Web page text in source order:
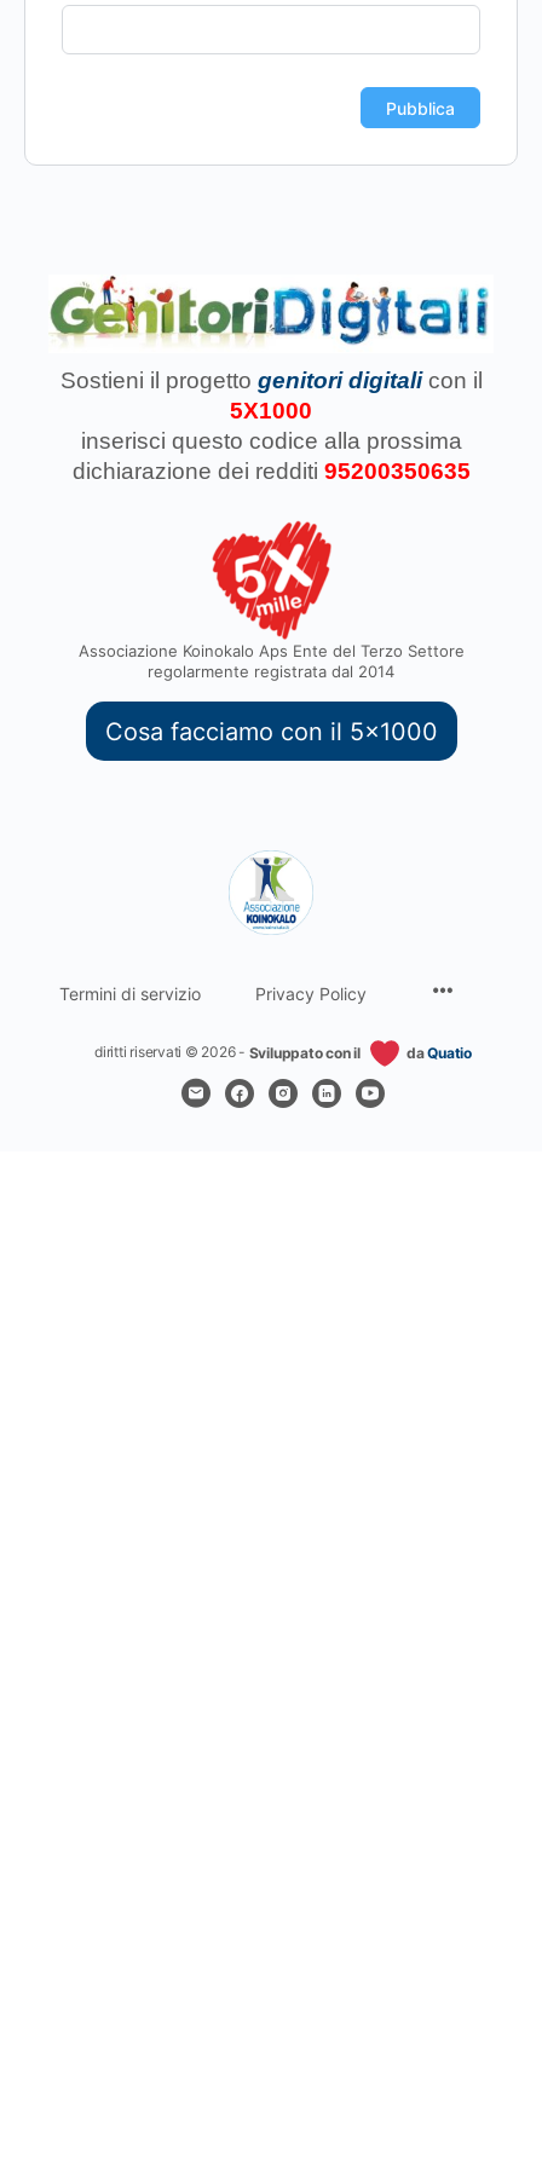
Sostieni il progetto genitori digitali con il
5X1000
inserisci questo codice alla prossima
dichiarazione dei redditi 95200350635
Associazione Koinokalo Aps Ente del Terzo Settore
regolarmente registrata dal 2014
Cosa facciamo con il 5x1000
Termini di servizio Privacy Policy
diritti riservati © 2026 - Sviluppato con il daQuatio